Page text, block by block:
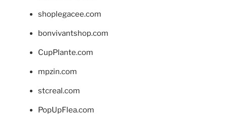
shoplegacee.com
bonvivantshop.com
CupPlante.com
mpzin.com
stcreal.com
PopUpFlea.com